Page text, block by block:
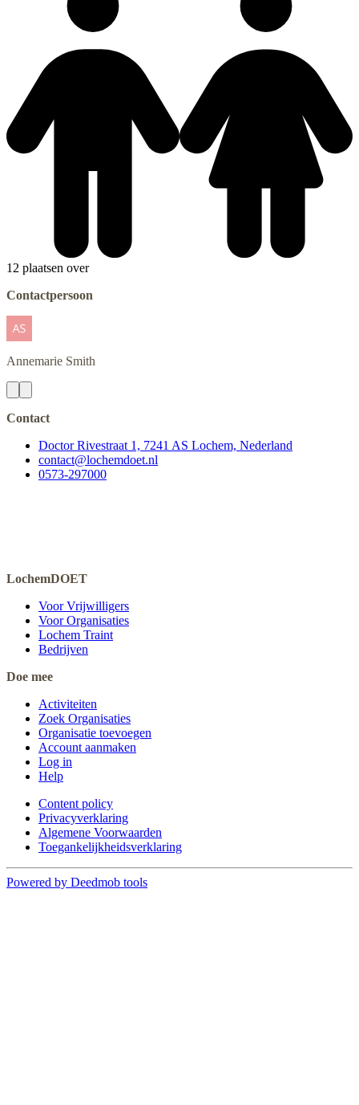
12 plaatsen over
Contactpersoon
Annemarie Smith
Contact
Doctor Rivestraat 1, 7241 AS Lochem, Nederland
contact@lochemdoet.nl
0573-297000
LochemDOET
Voor Vrijwilligers
Voor Organisaties
Lochem Traint
Bedrijven
Doe mee
Activiteiten
Zoek Organisaties
Organisatie toevoegen
Account aanmaken
Log in
Help
Content policy
Privacyverklaring
Algemene Voorwaarden
Toegankelijkheidsverklaring
Powered by Deedmob tools